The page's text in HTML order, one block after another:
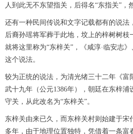
人到此无不东望指关，后得名“东指关”，
还有一种民间传说和文字记载都有的说法
后裔孙瑶将军葬于此地，坟上的梓树树枝
就将这里称为“东梓关”，《咸淳·临安志
这个说法。
较为正统的说法，为清光绪三十二年《富
武十九年（公元1386年），朝廷在东梓
守关，从此改名为“东梓关”。
东梓关由来已久，而东梓关村则始建于宋
多年，由于地理位置独特，凭借着一条富